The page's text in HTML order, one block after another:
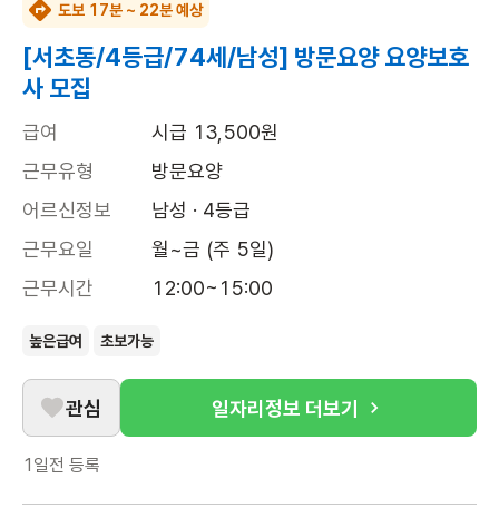
도보 17분 ~ 22분 예상
[서초동/4등급/74세/남성] 방문요양 요양보호
사 모집
급여
시급 13,500원
근무유형
방문요양
어르신정보
남성 · 4등급
근무요일
월~금 (주 5일)
근무시간
12:00~15:00
높은급여 초보가능
관심 일자리정보 더보기
1일전 등록